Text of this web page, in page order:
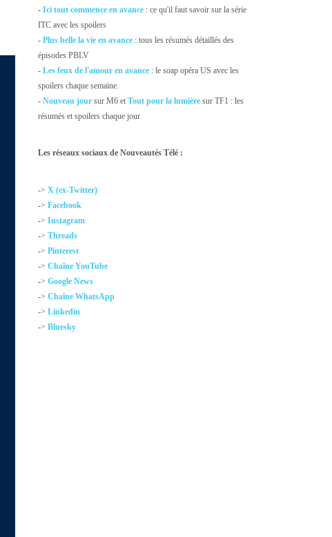
-Ici tout commence en avance : ce qu'il faut savoir sur la série
ITC avec les spoilers
- Plus belle la vie en avance : tous les résumés détaillés des
épisodes PBLV
-Les feux de l'amour en avance : le soap opéra US avec les
spoilers chaque semaine.
-Nouveau jour sur M6 etTout pour la lumière sur TF1 : les
résumés et spoilers chaque jour
Les réseaux sociaux de Nouveautés Télé :
->X (ex-Twitter)
->Facebook
->Instagram
->Threads
->Pinterest
->Chaîne YouTube
->Google News
->Chaîne WhatsApp
->Linkedin
->Bluesky